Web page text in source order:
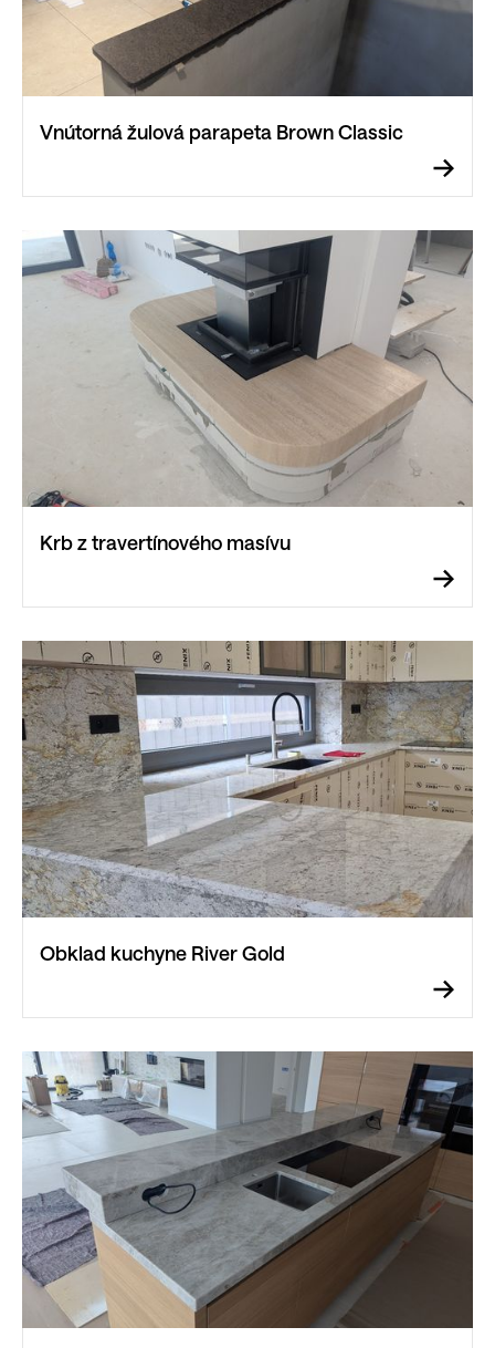
Vnútorná žulová parapeta Brown Classic
Krb z travertínového masívu
Obklad kuchyne River Gold